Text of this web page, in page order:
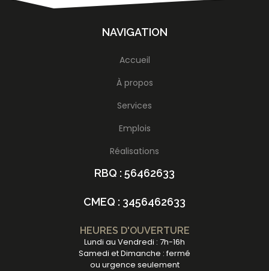
NAVIGATION
Accueil
À propos
Services
Emplois
Réalisations
RBQ : 56462633
CMEQ : 3456462633
HEURES D'OUVERTURE
Lundi au Vendredi : 7h-16h
Samedi et Dimanche : fermé
ou urgence seulement